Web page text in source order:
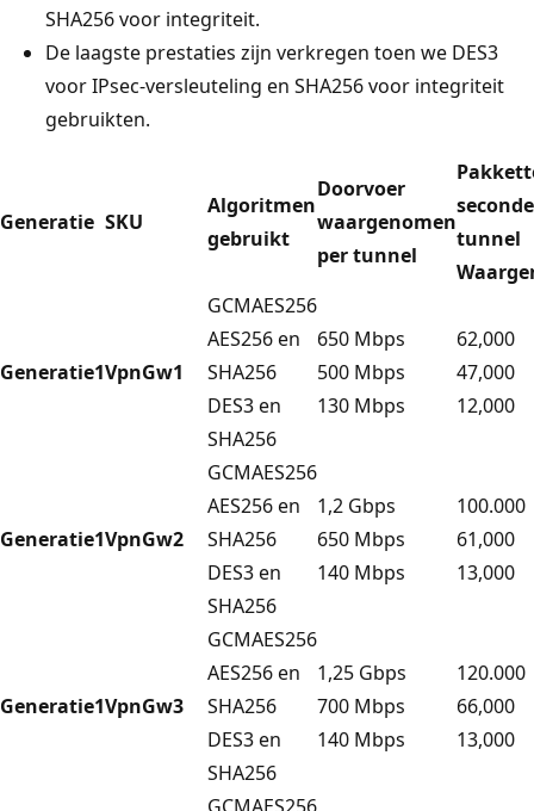
SHA256 voor integriteit.
De laagste prestaties zijn verkregen toen we DES3
voor IPsec-versleuteling en SHA256 voor integriteit
gebruikten.
Generatie SKU
Algoritmen
gebruikt
Doorvoer
waargenomen
per tunnel
tunnel
Generatie1VpnGw1
GCMAES256
AES256 en
SHA256
DES3 en
SHA256
650 Mbps
500 Mbps
130 Mbps
62,000
47,000
12,000
Generatie1VpnGw2
GCMAES256
AES256 en
SHA256
DES3 en
SHA256
1,2 Gbps
650 Mbps
140 Mbps
100.000
61,000
13,000
Generatie1VpnGw3
GCMAES256
AES256 en
SHA256
DES3 en
SHA256
1,25 Gbps
700 Mbps
140 Mbps
120.000
66,000
13,000
GCMAES256